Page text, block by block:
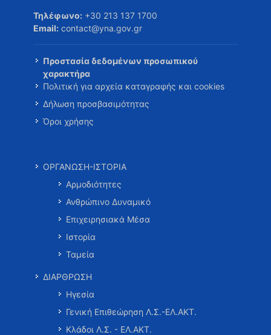
Τηλέφωνο: +30 213 137 1700
Email: contact@yna.gov.gr
Προστασία δεδομένων προσωπικού
χαρακτήρα
Πολιτική για αρχεία καταγραφής και cookies
Δήλωση προσβασιμότητας
Όροι χρήσης
ΟΡΓΑΝΩΣΗ-ΙΣΤΟΡΙΑ
Αρμοδιότητες
Ανθρώπινο Δυναμικό
Επιχειρησιακά Μέσα
Ιστορία
Ταμεία
ΔΙΑΡΘΡΩΣΗ
Ηγεσία
Γενική Επιθεώρηση Λ.Σ.-ΕΛ.ΑΚΤ.
Κλάδοι Λ.Σ. - ΕΛ.ΑΚΤ.